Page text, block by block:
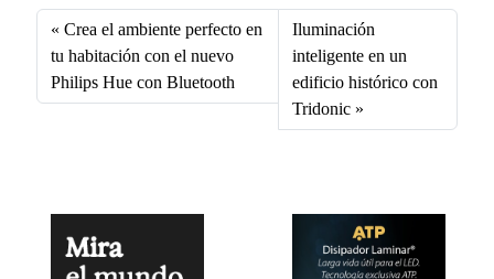
bo
ok
ed
In
ail ts
pp
Crea el ambiente perfecto en
tu habitación con el nuevo
Philips Hue con Bluetooth
Iluminación
inteligente en un
edificio histórico con
Tridonic